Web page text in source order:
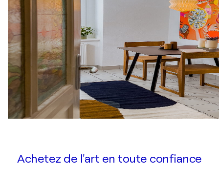
Achetez de l'art en toute confiance